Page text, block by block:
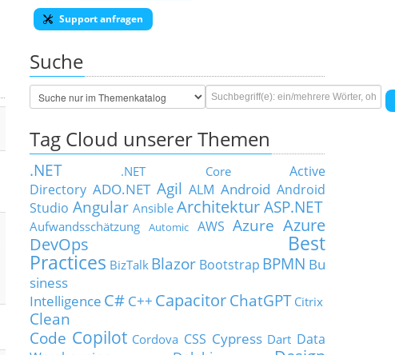
Support anfragen
Suche
Tag Cloud unserer Themen
.NET .NET Core
Active
Directory ADO.NET Agil ALM Android Android
Studio Angular Ansible Architektur ASP.NET
Aufwandsschätzung Automic AWS Azure Azure
DevOps
Best
Practices BizTalk Blazor Bootstrap BPMN Bu
siness
Intelligence C# C++ Capacitor ChatGPT Citrix
Clean
Code Copilot Cordova CSS Cypress Dart Data